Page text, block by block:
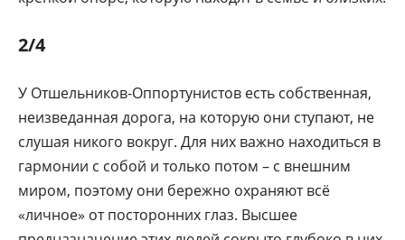
2/4
У Отшельников-Оппортунистов есть собственная,
неизведанная дорога, на которую они ступают, не
слушая никого вокруг. Для них важно находиться в
гармонии с собой и только потом – с внешним
миром, поэтому они бережно охраняют всё
«личное» от посторонних глаз. Высшее